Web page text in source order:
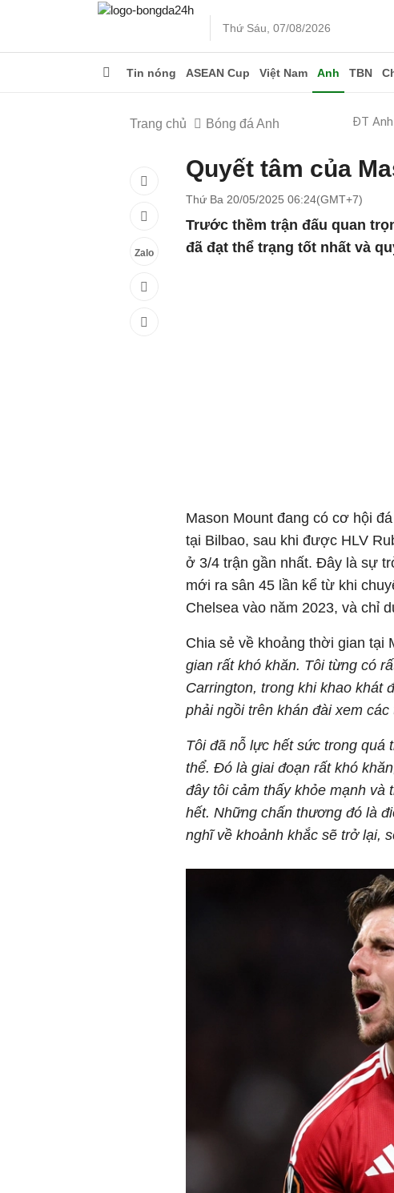
Thứ Sáu, 07/08/2026
Tin nóng ASEAN Cup Việt Nam Anh TBN
Trang chủ Bóng đá Anh ĐT Anh
Zalo
Quyết tâm của
Thứ Ba 20/05/2025 06:24(GMT+7)
Trước thềm trận đấu quan
đã đạt thể trạng tốt nhất và
Mason Mount đang có cơ hội
tại Bilbao, sau khi được HLV
ở 3/4 trận gần nhất. Đây là sự
mới ra sân 45 lần kể từ khi
Chelsea vào năm 2023, và chỉ
Chia sẻ về khoảng thời gian tại
gian rất khó khăn. Tôi từng có
Carrington, trong khi khao khát
phải ngồi trên khán đài xem
Tôi đã nỗ lực hết sức trong quá
thể. Đó là giai đoạn rất khó
đây tôi cảm thấy khỏe mạnh và
hết. Những chấn thương đó là
nghĩ về khoảnh khắc sẽ trở lại,